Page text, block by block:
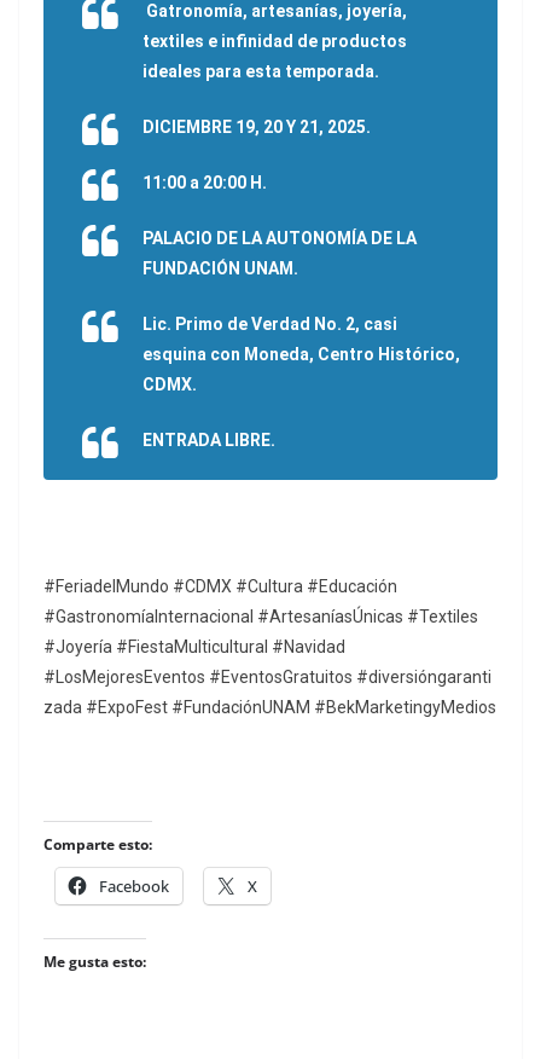
Gatronomía, artesanías, joyería,
textiles e infinidad de productos
ideales para esta temporada.
DICIEMBRE 19, 20 Y 21, 2025.
11:00 a 20:00 H.
PALACIO DE LA AUTONOMÍA DE LA
FUNDACIÓN UNAM.
Lic. Primo de Verdad No. 2, casi
esquina con Moneda, Centro Histórico,
CDMX.
ENTRADA LIBRE.
#FeriadelMundo #CDMX #Cultura #Educación
#GastronomíaInternacional #ArtesaníasÚnicas #Textiles
#Joyería #FiestaMulticultural #Navidad
#LosMejoresEventos #EventosGratuitos #diversióngaranti
zada #ExpoFest #FundaciónUNAM #BekMarketingyMedios
Comparte esto:
Facebook X
Me gusta esto: